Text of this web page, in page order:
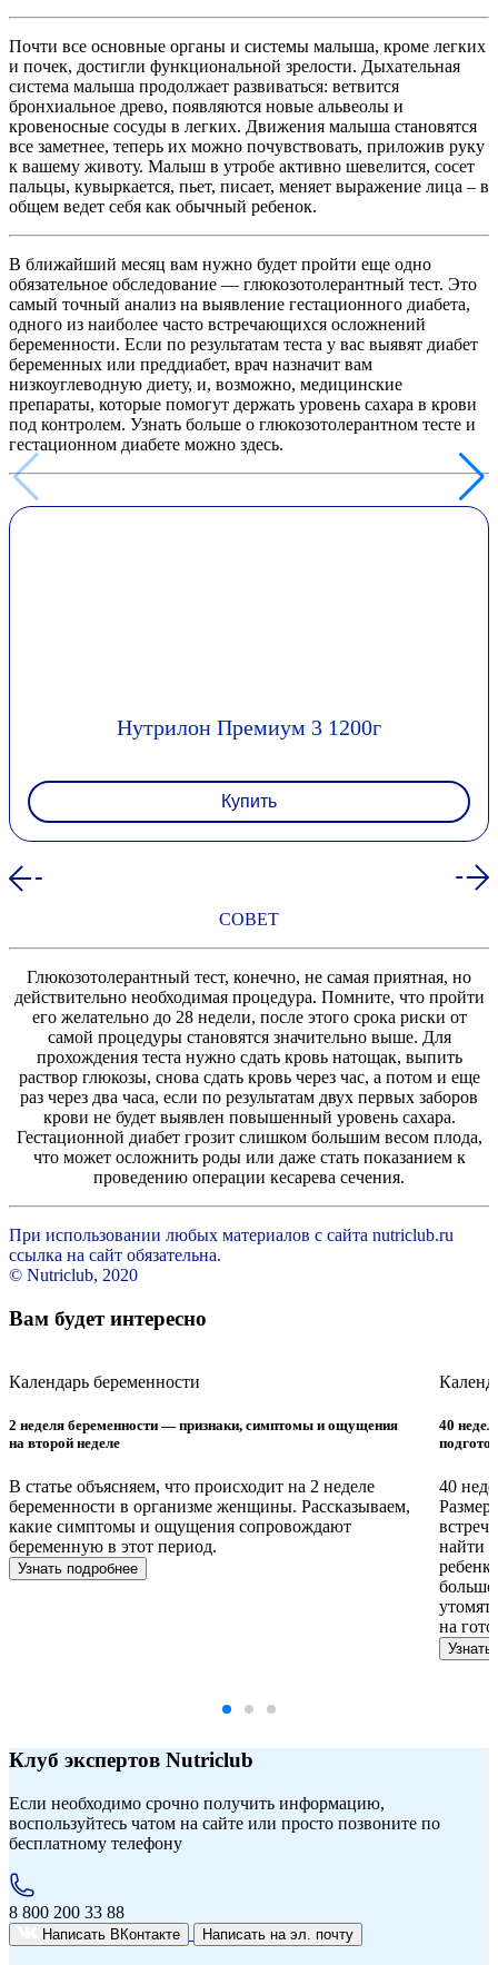
Почти все основные органы и системы малыша, кроме легких
и почек, достигли функциональной зрелости. Дыхательная
система малыша продолжает развиваться: ветвится
бронхиальное древо, появляются новые альвеолы и
кровеносные сосуды в легких. Движения малыша становятся
все заметнее, теперь их можно почувствовать, приложив руку
к вашему животу. Малыш в утробе активно шевелится, сосет
пальцы, кувыркается, пьет, писает, меняет выражение лица – в
общем ведет себя как обычный ребенок.
В ближайший месяц вам нужно будет пройти еще одно
обязательное обследование — глюкозотолерантный тест. Это
самый точный анализ на выявление гестационного диабета,
одного из наиболее часто встречающихся осложнений
беременности. Если по результатам теста у вас выявят диабет
беременных или преддиабет, врач назначит вам
низкоуглеводную диету, и, возможно, медицинские
препараты, которые помогут держать уровень сахара в крови
под контролем. Узнать больше о глюкозотолерантном тесте и
гестационном диабете можно здесь.
Нутрилон Премиум 3 1200г
Купить
СОВЕТ
Глюкозотолерантный тест, конечно, не самая приятная, но
действительно необходимая процедура. Помните, что пройти
его желательно до 28 недели, после этого срока риски от
самой процедуры становятся значительно выше. Для
прохождения теста нужно сдать кровь натощак, выпить
раствор глюкозы, снова сдать кровь через час, а потом и еще
раз через два часа, если по результатам двух первых заборов
крови не будет выявлен повышенный уровень сахара.
Гестационной диабет грозит слишком большим весом плода,
что может осложнить роды или даже стать показанием к
проведению операции кесарева сечения.
При использовании любых материалов с сайта nutriclub.ru
ссылка на сайт обязательна.
© Nutriclub, 2020
Вам будет интересно
Календарь беременности
2 неделя беременности — признаки, симптомы и ощущения
на второй неделе
В статье объясняем, что происходит на 2 неделе
беременности в организме женщины. Рассказываем,
какие симптомы и ощущения сопровождают
беременную в этот период.
Узнать подробнее
40
40
найти
утомят
на
Узнать
Клуб экспертов Nutriclub
Если необходимо срочно получить информацию,
воспользуйтесь чатом на сайте или просто позвоните по
бесплатному телефону
8 800 200 33 88
Написать ВКонтакте Написать на эл. почту